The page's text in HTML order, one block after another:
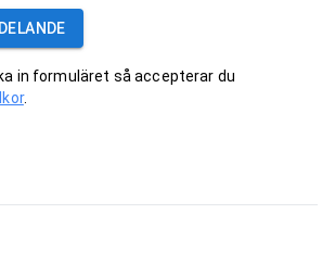
in formuläret så accepterar du
.